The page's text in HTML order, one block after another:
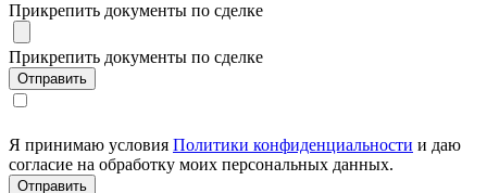
Прикрепить документы по сделке
Прикрепить документы по сделке
Я принимаю условия Политики конфиденциальности и даю
согласие на обработку моих персональных данных.